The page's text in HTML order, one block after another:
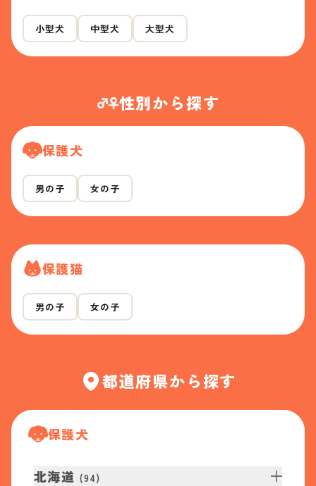
小型犬 中型犬 大型犬
性別から探す
保護犬
男の子 女の子
保護猫
男の子 女の子
都道府県から探す
保護犬
北海道 (94)